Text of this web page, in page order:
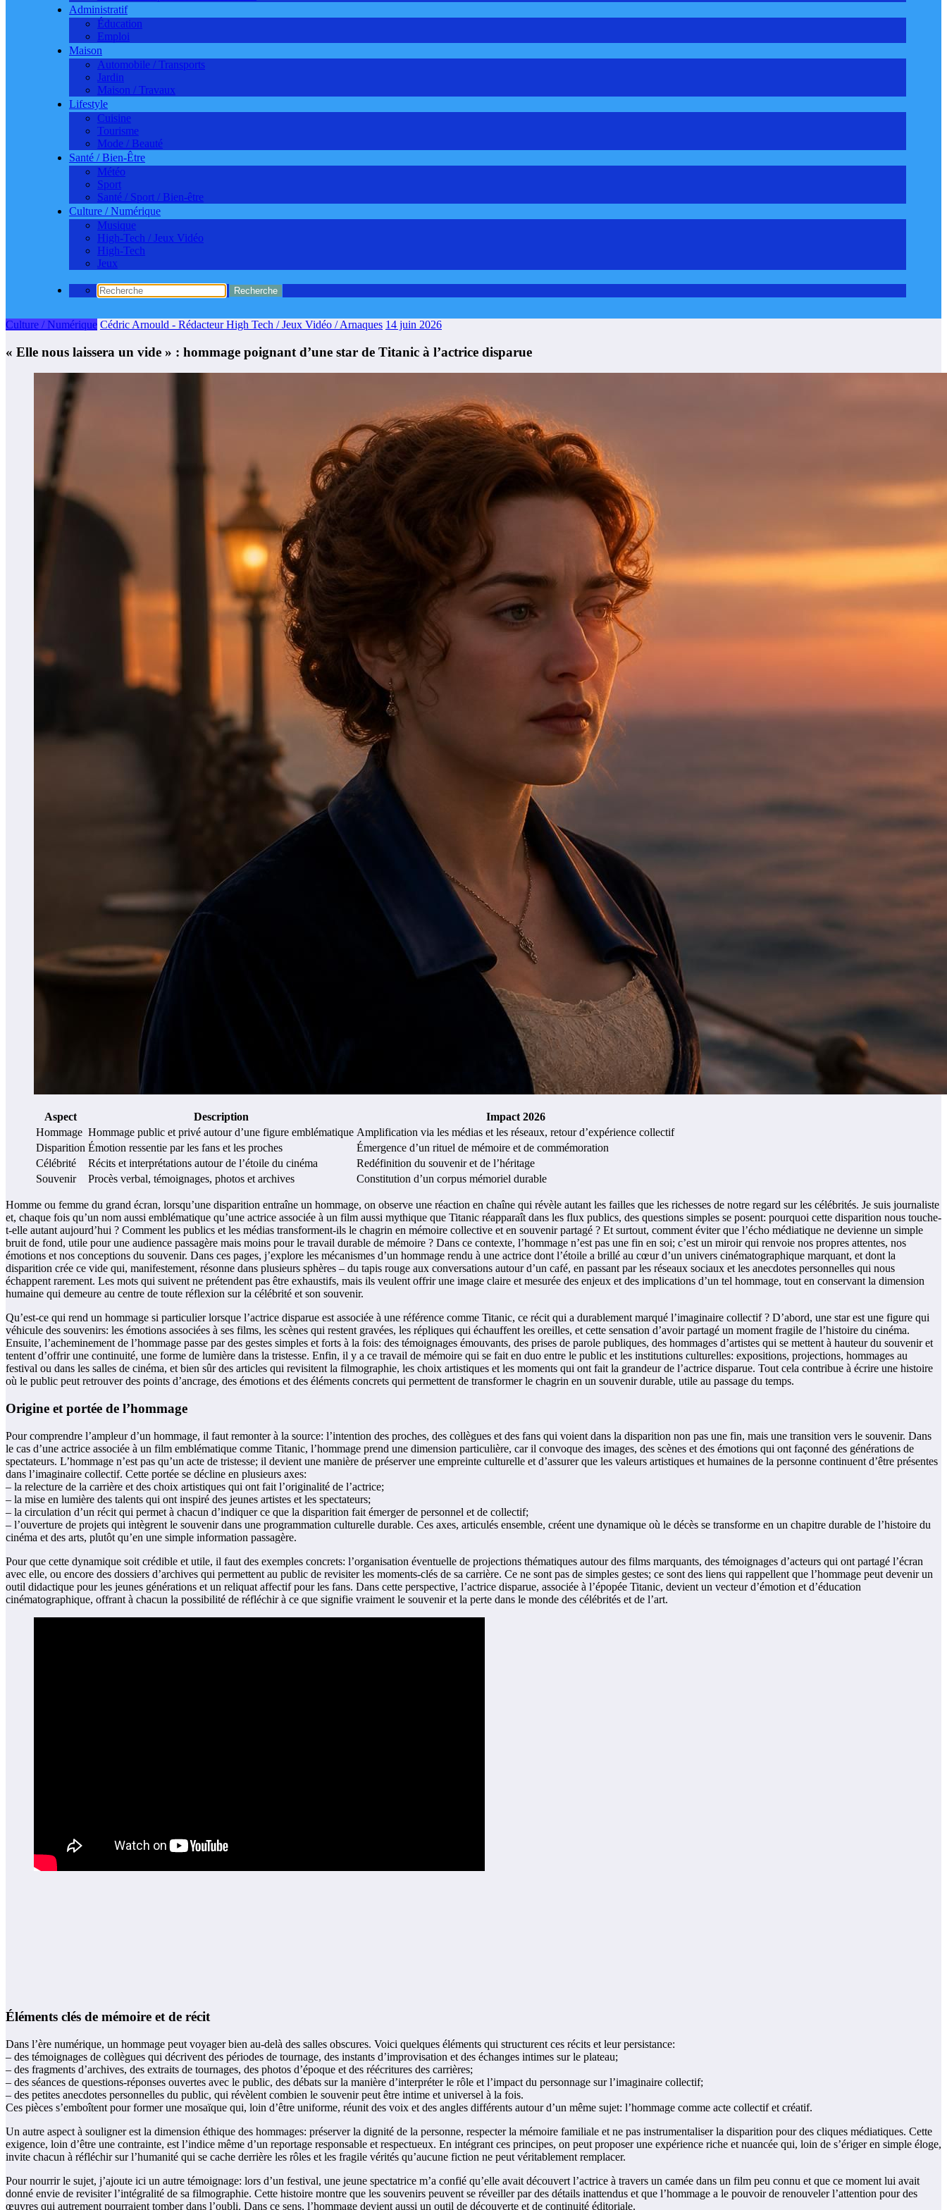
Administratif
Éducation
Emploi
Maison
Automobile / Transports
Jardin
Maison / Travaux
Lifestyle
Cuisine
Tourisme
Mode / Beauté
Santé / Bien-Être
Météo
Sport
Santé / Sport / Bien-être
Culture / Numérique
Musique
High-Tech / Jeux Vidéo
High-Tech
Jeux
Culture / Numérique Cédric Arnould - Rédacteur High Tech / Jeux Vidéo / Arnaques 14 juin 2026
« Elle nous laissera un vide » : hommage poignant d’une star de Titanic à l’actrice disparue
Aspect Description
Impact 2026
Hommage Hommage public et privé autour d’une figure emblématique Amplification via les médias et les réseaux, retour d’expérience collectif
Disparition Émotion ressentie par les fans et les proches
Émergence d’un rituel de mémoire et de commémoration
Célébrité
Récits et interprétations autour de l’étoile du cinéma
Redéfinition du souvenir et de l’héritage
Souvenir
Procès verbal, témoignages, photos et archives Constitution d’un corpus mémoriel durable
Homme ou femme du grand écran, lorsqu’une disparition entraîne un hommage, on observe une réaction en chaîne qui révèle autant les failles que les richesses de notre regard sur les célébrités. Je suis journaliste
et, chaque fois qu’un nom aussi emblématique qu’une actrice associée à un film aussi mythique que Titanic réapparaît dans les flux publics, des questions simples se posent: pourquoi cette disparition nous touche-
t-elle autant aujourd’hui ? Comment les publics et les médias transforment-ils le chagrin en mémoire collective et en souvenir partagé ? Et surtout, comment éviter que l’écho médiatique ne devienne un simple
bruit de fond, utile pour une audience passagère mais moins pour le travail durable de mémoire ? Dans ce contexte, l’hommage n’est pas une fin en soi; c’est un miroir qui renvoie nos propres attentes, nos
émotions et nos conceptions du souvenir. Dans ces pages, j’explore les mécanismes d’un hommage rendu à une actrice dont l’étoile a brillé au cœur d’un univers cinématographique marquant, et dont la
disparition crée ce vide qui, manifestement, résonne dans plusieurs sphères – du tapis rouge aux conversations autour d’un café, en passant par les réseaux sociaux et les anecdotes personnelles qui nous
échappent rarement. Les mots qui suivent ne prétendent pas être exhaustifs, mais ils veulent offrir une image claire et mesurée des enjeux et des implications d’un tel hommage, tout en conservant la dimension
humaine qui demeure au centre de toute réflexion sur la célébrité et son souvenir.
Qu’est-ce qui rend un hommage si particulier lorsque l’actrice disparue est associée à une référence comme Titanic, ce récit qui a durablement marqué l’imaginaire collectif ? D’abord, une star est une figure qui
véhicule des souvenirs: les émotions associées à ses films, les scènes qui restent gravées, les répliques qui échauffent les oreilles, et cette sensation d’avoir partagé un moment fragile de l’histoire du cinéma.
Ensuite, l’acheminement de l’hommage passe par des gestes simples et forts à la fois: des témoignages émouvants, des prises de parole publiques, des hommages d’artistes qui se mettent à hauteur du souvenir et
tentent d’offrir une continuité, une forme de lumière dans la tristesse. Enfin, il y a ce travail de mémoire qui se fait en duo entre le public et les institutions culturelles: expositions, projections, hommages au
festival ou dans les salles de cinéma, et bien sûr des articles qui revisitent la filmographie, les choix artistiques et les moments qui ont fait la grandeur de l’actrice disparue. Tout cela contribue à écrire une histoire
où le public peut retrouver des points d’ancrage, des émotions et des éléments concrets qui permettent de transformer le chagrin en un souvenir durable, utile au passage du temps.
Origine et portée de l’hommage
Pour comprendre l’ampleur d’un hommage, il faut remonter à la source: l’intention des proches, des collègues et des fans qui voient dans la disparition non pas une fin, mais une transition vers le souvenir. Dans
le cas d’une actrice associée à un film emblématique comme Titanic, l’hommage prend une dimension particulière, car il convoque des images, des scènes et des émotions qui ont façonné des générations de
spectateurs. L’hommage n’est pas qu’un acte de tristesse; il devient une manière de préserver une empreinte culturelle et d’assurer que les valeurs artistiques et humaines de la personne continuent d’être présentes
dans l’imaginaire collectif. Cette portée se décline en plusieurs axes:
– la relecture de la carrière et des choix artistiques qui ont fait l’originalité de l’actrice;
– la mise en lumière des talents qui ont inspiré des jeunes artistes et les spectateurs;
– la circulation d’un récit qui permet à chacun d’indiquer ce que la disparition fait émerger de personnel et de collectif;
– l’ouverture de projets qui intègrent le souvenir dans une programmation culturelle durable. Ces axes, articulés ensemble, créent une dynamique où le décès se transforme en un chapitre durable de l’histoire du
cinéma et des arts, plutôt qu’en une simple information passagère.
Pour que cette dynamique soit crédible et utile, il faut des exemples concrets: l’organisation éventuelle de projections thématiques autour des films marquants, des témoignages d’acteurs qui ont partagé l’écran
avec elle, ou encore des dossiers d’archives qui permettent au public de revisiter les moments-clés de sa carrière. Ce ne sont pas de simples gestes; ce sont des liens qui rappellent que l’hommage peut devenir un
outil didactique pour les jeunes générations et un reliquat affectif pour les fans. Dans cette perspective, l’actrice disparue, associée à l’épopée Titanic, devient un vecteur d’émotion et d’éducation
cinématographique, offrant à chacun la possibilité de réfléchir à ce que signifie vraiment le souvenir et la perte dans le monde des célébrités et de l’art.
Éléments clés de mémoire et de récit
Dans l’ère numérique, un hommage peut voyager bien au-delà des salles obscures. Voici quelques éléments qui structurent ces récits et leur persistance:
– des témoignages de collègues qui décrivent des périodes de tournage, des instants d’improvisation et des échanges intimes sur le plateau;
– des fragments d’archives, des extraits de tournages, des photos d’époque et des réécritures des carrières;
– des séances de questions-réponses ouvertes avec le public, des débats sur la manière d’interpréter le rôle et l’impact du personnage sur l’imaginaire collectif;
– des petites anecdotes personnelles du public, qui révèlent combien le souvenir peut être intime et universel à la fois.
Ces pièces s’emboîtent pour former une mosaïque qui, loin d’être uniforme, réunit des voix et des angles différents autour d’un même sujet: l’hommage comme acte collectif et créatif.
Un autre aspect à souligner est la dimension éthique des hommages: préserver la dignité de la personne, respecter la mémoire familiale et ne pas instrumentaliser la disparition pour des cliques médiatiques. Cette
exigence, loin d’être une contrainte, est l’indice même d’un reportage responsable et respectueux. En intégrant ces principes, on peut proposer une expérience riche et nuancée qui, loin de s’ériger en simple éloge,
invite chacun à réfléchir sur l’humanité qui se cache derrière les rôles et les fragile vérités qu’aucune fiction ne peut véritablement remplacer.
Pour nourrir le sujet, j’ajoute ici un autre témoignage: lors d’un festival, une jeune spectatrice m’a confié qu’elle avait découvert l’actrice à travers un camée dans un film peu connu et que ce moment lui avait
donné envie de revisiter l’intégralité de sa filmographie. Cette histoire montre que les souvenirs peuvent se réveiller par des détails inattendus et que l’hommage a le pouvoir de renouveler l’attention pour des
œuvres qui autrement pourraient tomber dans l’oubli. Dans ce sens, l’hommage devient aussi un outil de découverte et de continuité éditoriale.